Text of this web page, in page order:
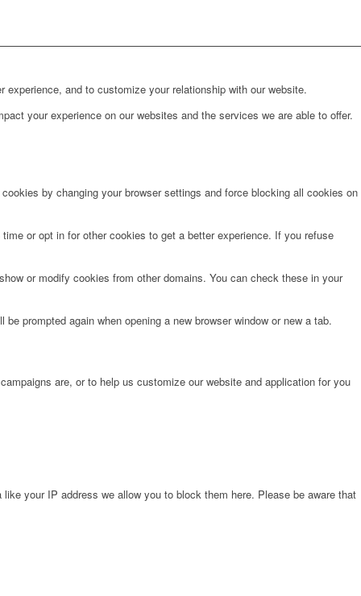
and to customize your relationship with our website.
your experience on our websites and the services we are able to offer.
by changing your browser settings and force blocking all cookies on
or opt in for other cookies to get a better experience. If you refuse
or modify cookies from other domains. You can check these in your
prompted again when opening a new browser window or new a tab.
are, or to help us customize our website and application for you
your IP address we allow you to block them here. Please be aware that